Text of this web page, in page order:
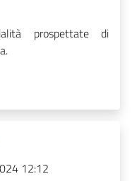
prospettate di
12:12